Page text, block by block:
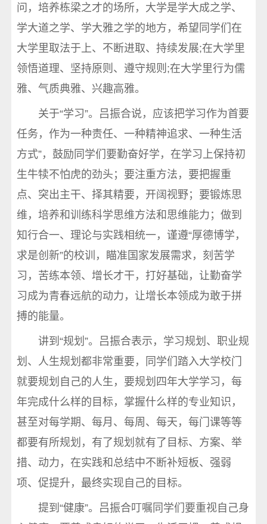
问，培养栋梁之才的场所，大学是学大成之学、
学大道之学、学大雅之学的地方，希望同学们在
大学里取法于上、不断进取、持续发展;在大学里
领悟道理、坚持原则、遵守规则;在大学里行为儒
雅、气质典雅、兴趣高雅。
关于“学习”。吕振合说，应该把学习作为首要
任务，作为一种责任、一种精神追求、一种生活
方式”，鼓励同学们要勤奋好学，在学习上保持初
生牛犊不怕虎的劲头；要注重方法，要把握重
点、突出主干、择其精要，开阔视野；要锻炼思
维，培养和训练科学思维方法和思维能力；做到
知行合一、理论与实践相统一，谨遵“厚德博学，
求是创新”的校训，瞄准国家发展需求，刻苦学
习，苦练本领、增长才干，打好基础，让勤奋学
习成为青春远航的动力，让增长本领成为敢于拼
搏的能量。
讲到“规划”。吕振合表示，学习规划、职业规
划、人生规划都非常重要，同学们踏入大学校门
就要规划自己的人生，要规划四年大学学习，每
年完成什么样的目标，掌握什么样的专业知识，
甚至对每学期、每月、每周、每天，每门课等等
都要有所规划，有了规划就有了目标、方案、举
措、动力，在实践和总结中不断补短板、强弱
项、促提升，最终实现自己的目标。
提到“健康”。吕振合叮嘱同学们要重视自己身